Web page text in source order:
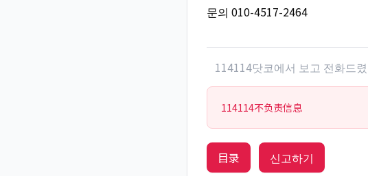
문의 010-4517-2464
114114닷코에서 보고 전화드
114114不负责信息
目录 신고하기